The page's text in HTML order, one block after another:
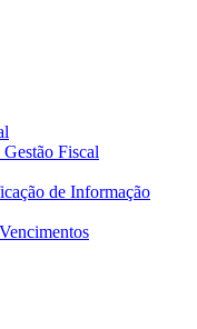
Fiscal
de Informação